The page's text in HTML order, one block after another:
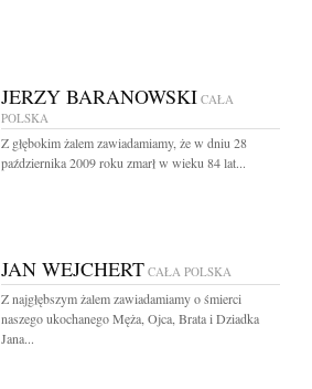
JERZY BARANOWSKI CAŁA
POLSKA
Z głębokim żalem zawiadamiamy, że w dniu 28
października 2009 roku zmarł w wieku 84 lat...
JAN WEJCHERT CAŁA POLSKA
Z najgłębszym żalem zawiadamiamy o śmierci
naszego ukochanego Męża, Ojca, Brata i Dziadka
Jana...